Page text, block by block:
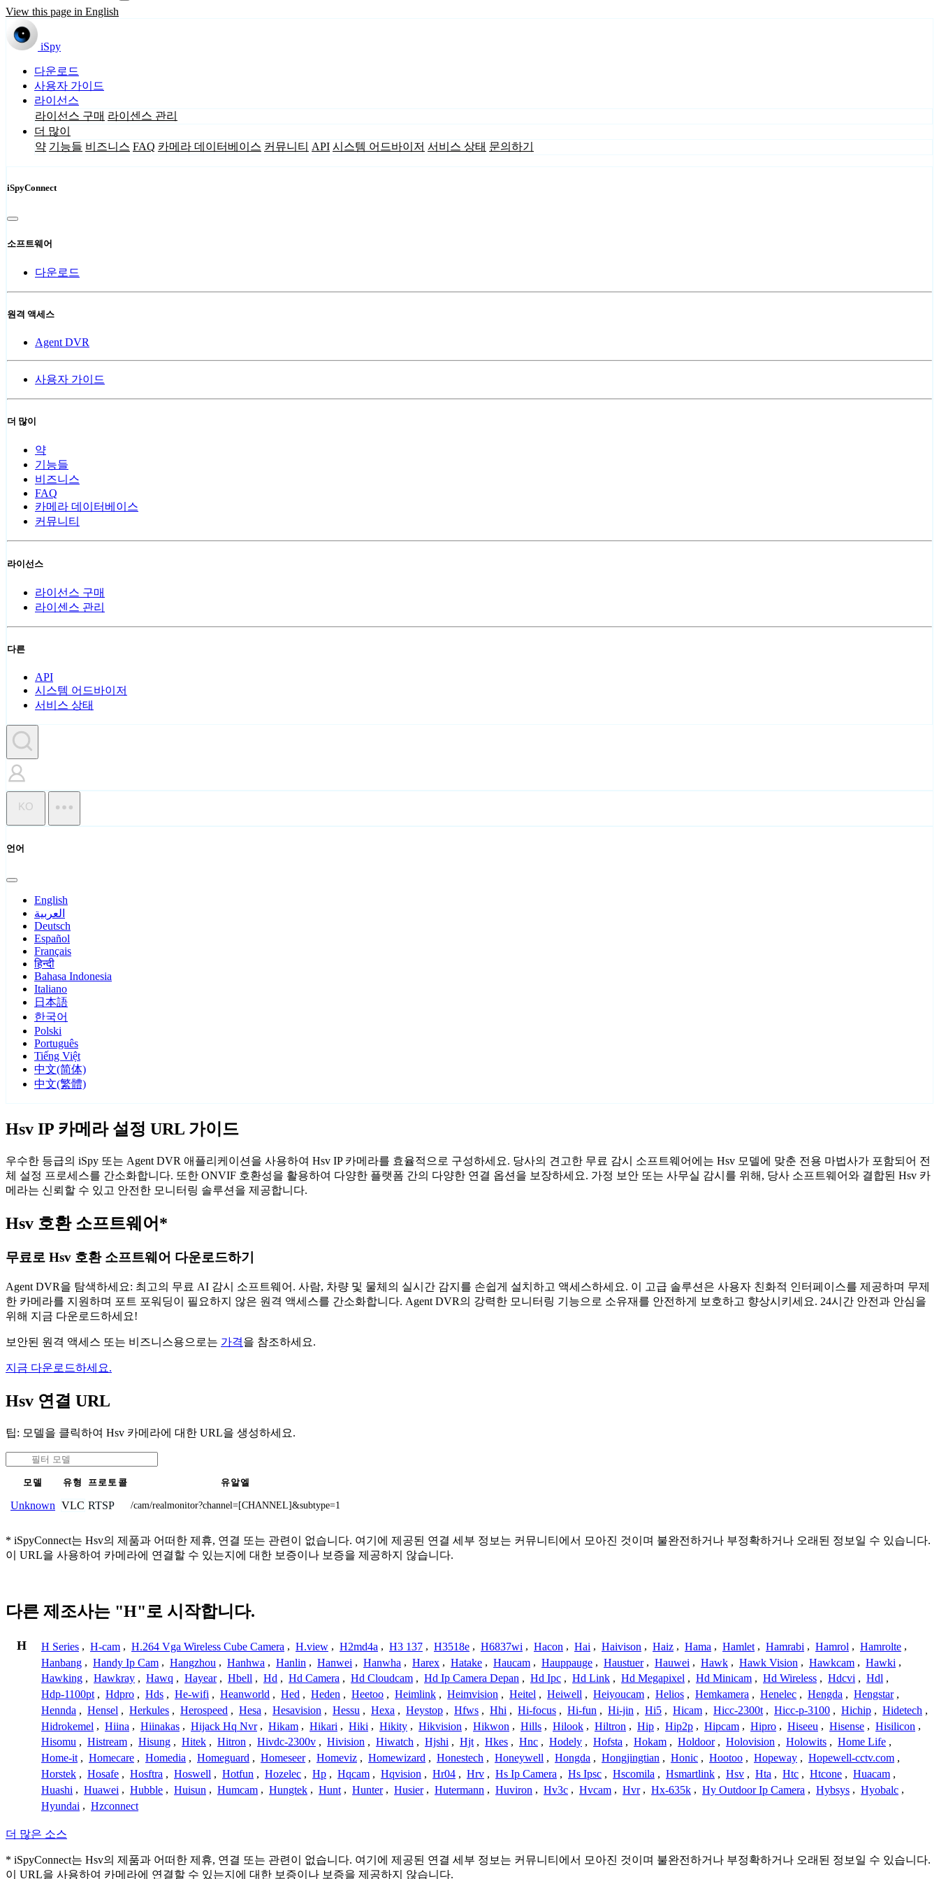
View this page in English
iSpy
다운로드
사용자 가이드
라이선스
라이선스 구매 라이센스 관리
더 많이
약 기능들 비즈니스 FAQ 카메라 데이터베이스 커뮤니티 API 시스템 어드바이저 서비스 상태 문의하기
iSpyConnect
소프트웨어
다운로드
원격 액세스
Agent DVR
사용자 가이드
더 많이
약
기능들
비즈니스
FAQ
카메라 데이터베이스
커뮤니티
라이선스
라이선스 구매
라이센스 관리
다른
API
시스템 어드바이저
서비스 상태
KO
언어
English
العربية
Deutsch
Español
Français
हिन्दी
Bahasa Indonesia
Italiano
日本語
한국어
Polski
Português
Tiếng Việt
中文(简体)
中文(繁體)
Hsv IP 카메라 설정 URL 가이드
우수한 등급의 iSpy 또는 Agent DVR 애플리케이션을 사용하여 Hsv IP 카메라를 효율적으로 구성하세요. 당사의 견고한 무료 감시 소프트웨어에는 Hsv 모델에 맞춘 전용 마법사가 포함되어 전
체 설정 프로세스를 간소화합니다. 또한 ONVIF 호환성을 활용하여 다양한 플랫폼 간의 다양한 연결 옵션을 보장하세요. 가정 보안 또는 사무실 감시를 위해, 당사 소프트웨어와 결합된 Hsv 카
메라는 신뢰할 수 있고 안전한 모니터링 솔루션을 제공합니다.
Hsv 호환 소프트웨어*
무료로 Hsv 호환 소프트웨어 다운로드하기
Agent DVR을 탐색하세요: 최고의 무료 AI 감시 소프트웨어. 사람, 차량 및 물체의 실시간 감지를 손쉽게 설치하고 액세스하세요. 이 고급 솔루션은 사용자 친화적 인터페이스를 제공하며 무제
한 카메라를 지원하며 포트 포워딩이 필요하지 않은 원격 액세스를 간소화합니다. Agent DVR의 강력한 모니터링 기능으로 소유재를 안전하게 보호하고 향상시키세요. 24시간 안전과 안심을
위해 지금 다운로드하세요!
보안된 원격 액세스 또는 비즈니스용으로는 가격을 참조하세요.
지금 다운로드하세요.
Hsv 연결 URL
팁: 모델을 클릭하여 Hsv 카메라에 대한 URL을 생성하세요.
모델 유형 프로토콜 유알엘
Unknown VLC RTSP /cam/realmonitor?channel=[CHANNEL]&subtype=1
* iSpyConnect는 Hsv의 제품과 어떠한 제휴, 연결 또는 관련이 없습니다. 여기에 제공된 연결 세부 정보는 커뮤니티에서 모아진 것이며 불완전하거나 부정확하거나 오래된 정보일 수 있습니다.
이 URL을 사용하여 카메라에 연결할 수 있는지에 대한 보증이나 보증을 제공하지 않습니다.
다른 제조사는 "H"로 시작합니다.
H H Series , H-cam , H.264 Vga Wireless Cube Camera , H.view , H2md4a , H3 137 , H3518e , H6837wi , Hacon , Hai , Haivison , Haiz , Hama , Hamlet , Hamrabi , Hamrol , Hamrolte ,
Hanbang , Handy Ip Cam , Hangzhou , Hanhwa , Hanlin , Hanwei , Hanwha , Harex , Hatake , Haucam , Hauppauge , Haustuer , Hauwei , Hawk , Hawk Vision , Hawkcam , Hawki ,
Hawking , Hawkray , Hawq , Hayear , Hbell , Hd , Hd Camera , Hd Cloudcam , Hd Ip Camera Depan , Hd Ipc , Hd Link , Hd Megapixel , Hd Minicam , Hd Wireless , Hdcvi , Hdl ,
Hdp-1100pt , Hdpro , Hds , He-wifi , Heanworld , Hed , Heden , Heetoo , Heimlink , Heimvision , Heitel , Heiwell , Heiyoucam , Helios , Hemkamera , Henelec , Hengda , Hengstar ,
Hennda , Hensel , Herkules , Herospeed , Hesa , Hesavision , Hessu , Hexa , Heystop , Hfws , Hhi , Hi-focus , Hi-fun , Hi-jin , Hi5 , Hicam , Hicc-2300t , Hicc-p-3100 , Hichip , Hidetech ,
Hidrokemel , Hiina , Hiinakas , Hijack Hq Nvr , Hikam , Hikari , Hiki , Hikity , Hikvision , Hikwon , Hills , Hilook , Hiltron , Hip , Hip2p , Hipcam , Hipro , Hiseeu , Hisense , Hisilicon ,
Hisomu , Histream , Hisung , Hitek , Hitron , Hivdc-2300v , Hivision , Hiwatch , Hjshi , Hjt , Hkes , Hnc , Hodely , Hofsta , Hokam , Holdoor , Holovision , Holowits , Home Life ,
Home-it , Homecare , Homedia , Homeguard , Homeseer , Homeviz , Homewizard , Honestech , Honeywell , Hongda , Hongjingtian , Honic , Hootoo , Hopeway , Hopewell-cctv.com ,
Horstek , Hosafe , Hosftra , Hoswell , Hotfun , Hozelec , Hp , Hqcam , Hqvision , Hr04 , Hrv , Hs Ip Camera , Hs Ipsc , Hscomila , Hsmartlink , Hsv , Hta , Htc , Htcone , Huacam ,
Huashi , Huawei , Hubble , Huisun , Humcam , Hungtek , Hunt , Hunter , Husier , Hutermann , Huviron , Hv3c , Hvcam , Hvr , Hx-635k , Hy Outdoor Ip Camera , Hybsys , Hyobalc ,
Hyundai , Hzconnect
더 많은 소스
* iSpyConnect는 Hsv의 제품과 어떠한 제휴, 연결 또는 관련이 없습니다. 여기에 제공된 연결 세부 정보는 커뮤니티에서 모아진 것이며 불완전하거나 부정확하거나 오래된 정보일 수 있습니다.
이 URL을 사용하여 카메라에 연결할 수 있는지에 대한 보증이나 보증을 제공하지 않습니다.